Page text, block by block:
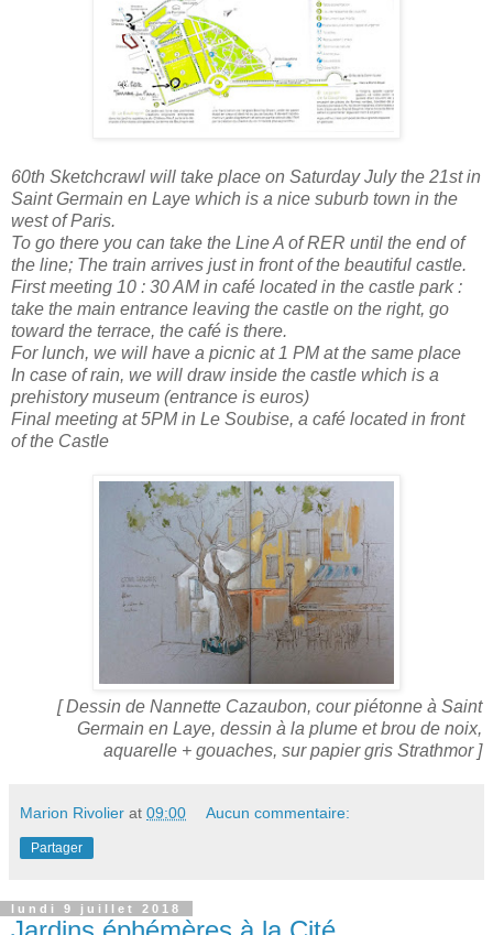
60th Sketchcrawl will take place on Saturday July the 21st in
Saint Germain en Laye which is a nice suburb town in the
west of Paris.
To go there you can take the Line A of RER until the end of
the line; The train arrives just in front of the beautiful castle.
First meeting 10 : 30 AM in café located in the castle park :
take the main entrance leaving the castle on the right, go
toward the terrace, the café is there.
For lunch, we will have a picnic at 1 PM at the same place
In case of rain, we will draw inside the castle which is a
prehistory museum (entrance is euros)
Final meeting at 5PM in Le Soubise, a café located in front
of the Castle
[ Dessin de Nannette Cazaubon, cour piétonne à Saint
Germain en Laye, dessin à la plume et brou de noix,
aquarelle + gouaches, sur papier gris Strathmor ]
Marion Rivolier at 09:00 Aucun commentaire:
Partager
lundi 9 juillet 2018